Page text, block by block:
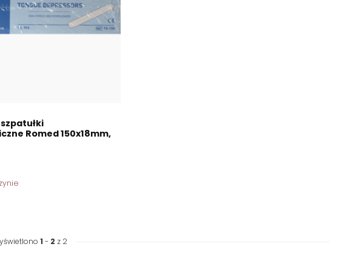
Romed 150x18mm,
1 - 2 z 2